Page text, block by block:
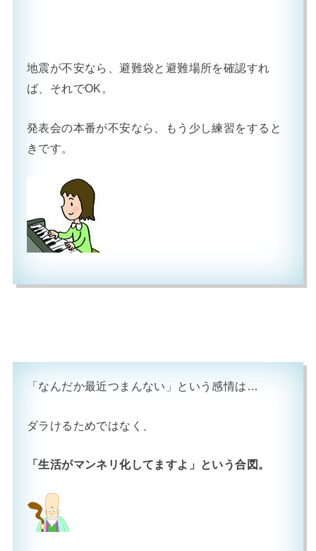
地震が不安なら、避難袋と避難場所を確認すれ
ば、それでOK。
発表会の本番が不安なら、もう少し練習をすると
きです。
「なんだか最近つまんない」という感情は…
ダラけるためではなく、
「生活がマンネリ化してますよ」という合図。